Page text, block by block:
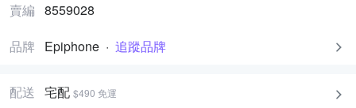
賣編 8559028
品牌
Epiphone · 追蹤品牌
配送 宅配 $490 免運